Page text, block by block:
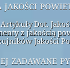
jakości
Dot.
z jakością
Jakości
zadawane